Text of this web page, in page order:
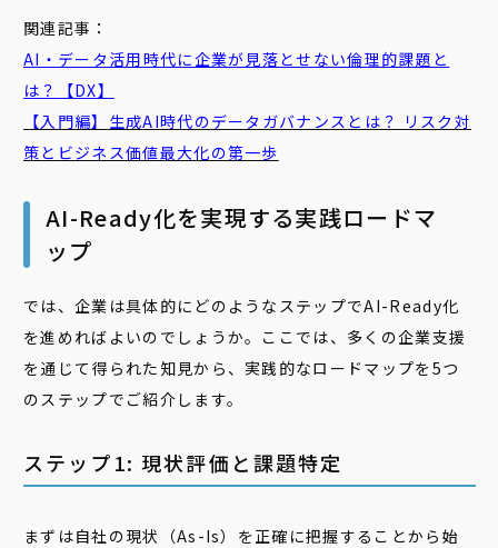
関連記事：
AI・データ活用時代に企業が見落とせない倫理的課題と
は？【DX】
【入門編】 生成AI時代のデータガバナンス とは？ リスク対
策とビジネス価値最大化の第一歩
AI-Ready化を実現する実践ロードマ
ップ
では、企業は具体的にどのようなステップでAI-Ready化
を進めればよいのでしょうか。ここでは、多くの企業支援
を通じて得られた知見から、実践的なロードマップを5つ
のステップでご紹介します。
ステップ1: 現状評価と課題特定
まずは自社の現状（As-Is）を正確に把握することから始